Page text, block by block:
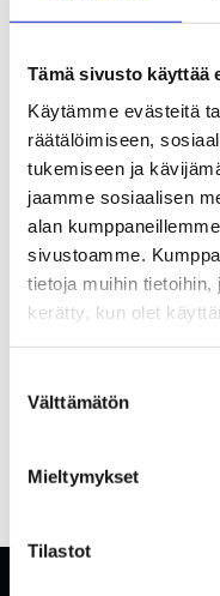
Tämä sivusto käyttää
Käytämme evästeitä
räätälöimiseen,
tukemiseen ja
jaamme sosiaalisen
alan
sivustoamme.
tietoja muihin tietoihin,
kerätty, kun olet
valinta
Välttämätön
Mieltymykset
Tilastot